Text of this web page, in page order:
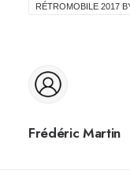
RÉTROMOBILE 2017
Frédéric Martin